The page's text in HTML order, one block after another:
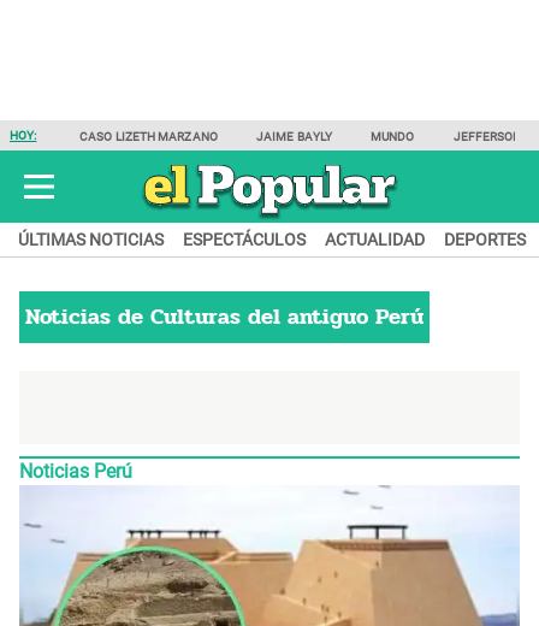
HOY: CASO LIZETH MARZANO JAIME BAYLY MUNDO JEFFERSON
ÚLTIMAS NOTICIAS ESPECTÁCULOS ACTUALIDAD DEPORTES
Noticias de Culturas del antiguo Perú
Noticias Perú